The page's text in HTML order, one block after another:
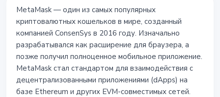
MetaMask — один из самых популярных
криптовалютных кошельков в мире, созданный
компанией ConsenSys в 2016 году. Изначально
разрабатывался как расширение для браузера, а
позже получил полноценное мобильное приложение.
MetaMask стал стандартом для взаимодействия с
децентрализованными приложениями (dApps) на
базе Ethereum и других EVM-совместимых сетей.